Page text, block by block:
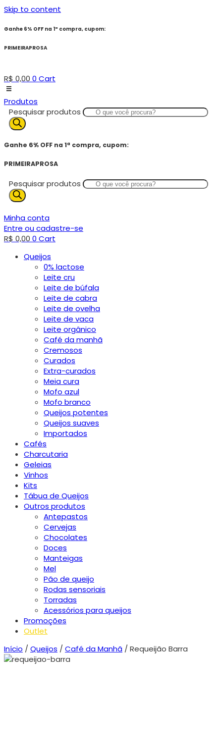
Skip to content
Ganhe 6% OFF na 1ª compra, cupom:
PRIMEIRAPROSA
R$ 0,00 0 Cart
Produtos
Pesquisar produtos
Ganhe 6% OFF na 1ª compra, cupom:
PRIMEIRAPROSA
Pesquisar produtos
Minha conta
Entre ou cadastre-se
R$ 0,00 0 Cart
Queijos
0% lactose
Leite cru
Leite de búfala
Leite de cabra
Leite de ovelha
Leite de vaca
Leite orgânico
Café da manhã
Cremosos
Curados
Extra-curados
Meia cura
Mofo azul
Mofo branco
Queijos potentes
Queijos suaves
Importados
Cafés
Charcutaria
Geleias
Vinhos
Kits
Tábua de Queijos
Outros produtos
Antepastos
Cervejas
Chocolates
Doces
Manteigas
Mel
Pão de queijo
Rodas sensoriais
Torradas
Acessórios para queijos
Promoções
Outlet
Início /Queijos /Café da Manhã / Requeijão Barra